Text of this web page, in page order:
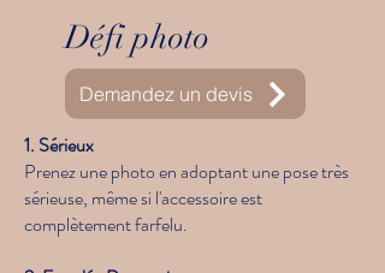
Défi photo
Demandez un devis
1. Sérieux
Prenez une photo en adoptant une pose très
sérieuse, même si l'accessoire est
complètement farfelu.